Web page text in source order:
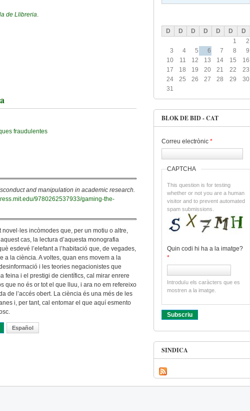
de Llibreria.
fraudulentes
and manipulation in academic research.
9780262537933/gaming-the-
novel·les incòmodes que, per un motiu o altre,
cas, la lectura d’aquesta monografia
esdevé l’elefant a l’habitació que, de vegades,
a la ciència. A voltes, quan ens movem a la
i les teories negacionistes que
feina i el prestigi de científics, cal mirar enrere
que no és or tot el que lluu, i ara no em refereixo
de l’accés obert. La ciència és una més de les
i, per tant, cal entomar el que aquí esmento
Sobre Furgant En El Costat Fosc De Les Mètriques I La Ciència
Español
D D D D D D
D
1
2
3
4 5 6 7 8
9
10
11 12 13 14 15
16
17
18 19 20 21 22
23
24
25 26 27 28 29
30
31
BLOK DE BID - CAT
Correu electrònic *
CAPTCHA
This question is for testing
whether or not you are a human
visitor and to prevent automated
spam submissions.
Quin codi hi ha a la imatge?
*
Introduïu els caràcters que es
mostren a la imatge.
SINDICA